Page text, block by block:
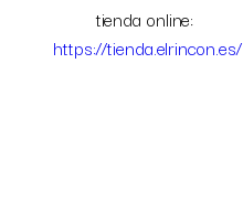
tienda online:
https://tienda.elrincon.es/